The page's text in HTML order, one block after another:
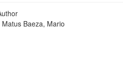
Matus Baeza, Mario